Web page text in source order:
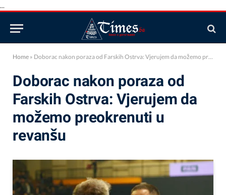
...
Home » Doborac nakon poraza od Farskih Ostrva: Vjerujem da možemo preokrenuti u revanšu
Doborac nakon poraza od
Farskih Ostrva: Vjerujem da
možemo preokrenuti u
revanšu